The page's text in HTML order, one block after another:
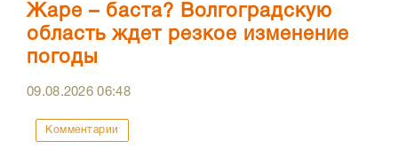
Жаре – баста? Волгоградскую
область ждет резкое изменение
погоды
09.08.202606:48
Комментарии